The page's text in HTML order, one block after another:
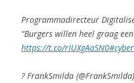
Programmadirecteur
“Burgers willen heel graag
https://t.co/rIUXgAaSN0
? FrankSmilda (@FrankSmilda)